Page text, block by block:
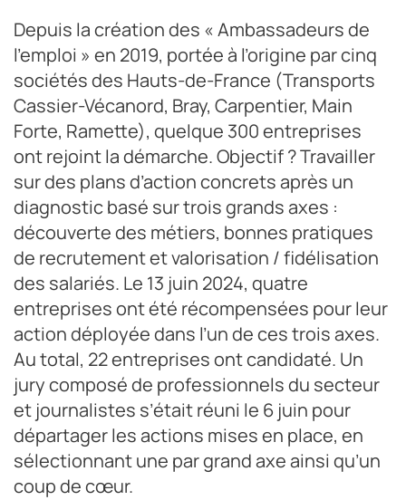
Depuis la création des « Ambassadeurs de
l’emploi » en 2019, portée à l’origine par cinq
sociétés des Hauts-de-France (Transports
Cassier-Vécanord, Bray, Carpentier, Main
Forte, Ramette), quelque 300 entreprises
ont rejoint la démarche. Objectif ? Travailler
sur des plans d’action concrets après un
diagnostic basé sur trois grands axes :
découverte des métiers, bonnes pratiques
de recrutement et valorisation / fidélisation
des salariés. Le 13 juin 2024, quatre
entreprises ont été récompensées pour leur
action déployée dans l’un de ces trois axes.
Au total, 22 entreprises ont candidaté. Un
jury composé de professionnels du secteur
et journalistes s’était réuni le 6 juin pour
départager les actions mises en place, en
sélectionnant une par grand axe ainsi qu’un
coup de cœur.